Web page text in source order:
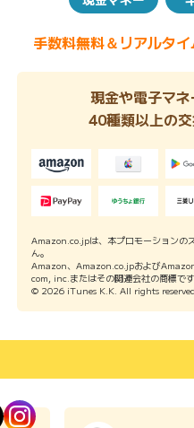
手数料無料＆リアルタ
現金や電子マ
40種類以上の交
Amazon.co.jpは、本プロモーションの
ん。
Amazon、Amazon.co.jpおよび
com, inc.またはその関連会社の商標です
© 2026 iTunes K.K. All rights reserved.